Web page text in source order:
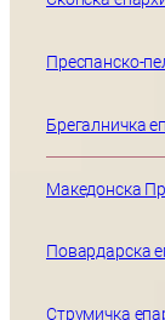
Преспанско-
Брегалничка
Македонска
Повардарска
Струмичка